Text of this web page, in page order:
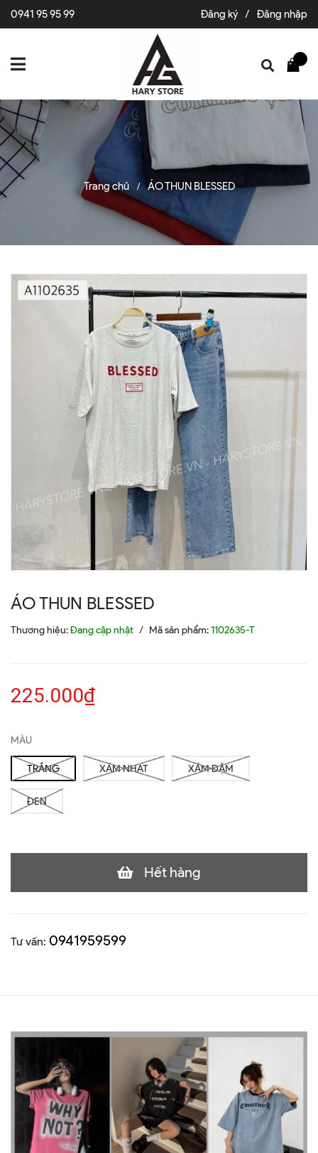
0941 95 95 99 Đăng ký / Đăng nhập
Trang chủ / ÁO THUN BLESSED
ÁO THUN BLESSED
Thương hiệu:Đang cập nhật / Mã sản phẩm:1102635-T
225.000₫
MÀU
TRẮNG XÁM NHẠT XÁM ĐẬM
ĐEN
Hết hàng
Tư vấn: 0941959599